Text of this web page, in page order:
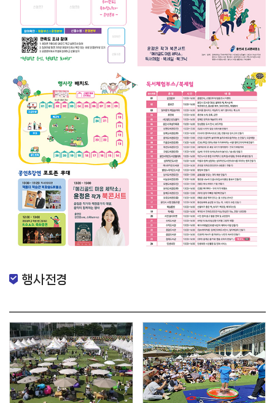
행사전경